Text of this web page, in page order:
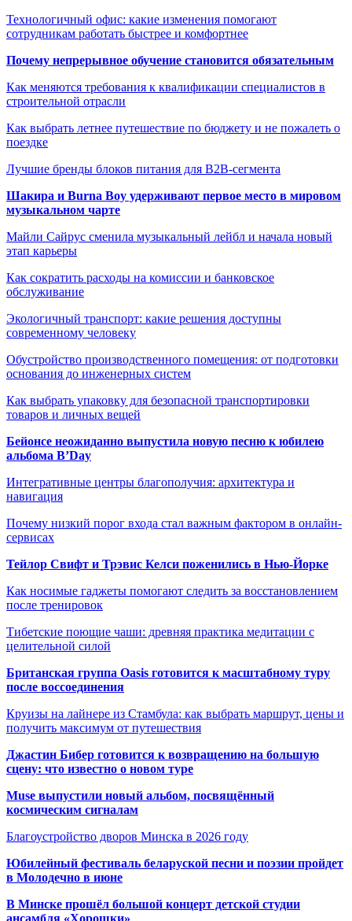
Технологичный офис: какие изменения помогают
сотрудникам работать быстрее и комфортнее
Почему непрерывное обучение становится обязательным
Как меняются требования к квалификации специалистов в
строительной отрасли
Как выбрать летнее путешествие по бюджету и не пожалеть о
поездке
Лучшие бренды блоков питания для B2B-сегмента
Шакира и Burna Boy удерживают первое место в мировом
музыкальном чарте
Майли Сайрус сменила музыкальный лейбл и начала новый
этап карьеры
Как сократить расходы на комиссии и банковское
обслуживание
Экологичный транспорт: какие решения доступны
современному человеку
Обустройство производственного помещения: от подготовки
основания до инженерных систем
Как выбрать упаковку для безопасной транспортировки
товаров и личных вещей
Бейонсе неожиданно выпустила новую песню к юбилею
альбома B’Day
Интегративные центры благополучия: архитектура и
навигация
Почему низкий порог входа стал важным фактором в онлайн-
сервисах
Тейлор Свифт и Трэвис Келси поженились в Нью-Йорке
Как носимые гаджеты помогают следить за восстановлением
после тренировок
Тибетские поющие чаши: древняя практика медитации с
целительной силой
Британская группа Oasis готовится к масштабному туру
после воссоединения
Круизы на лайнере из Стамбула: как выбрать маршрут, цены и
получить максимум от путешествия
Джастин Бибер готовится к возвращению на большую
сцену: что известно о новом туре
Muse выпустили новый альбом, посвящённый
космическим сигналам
Благоустройство дворов Минска в 2026 году
Юбилейный фестиваль беларуской песни и поэзии пройдет
в Молодечно в июне
В Минске прошёл большой концерт детской студии
ансамбля «Хорошки»